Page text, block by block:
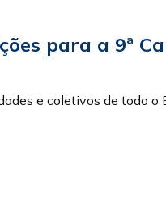
para a 9ª
e coletivos de todo